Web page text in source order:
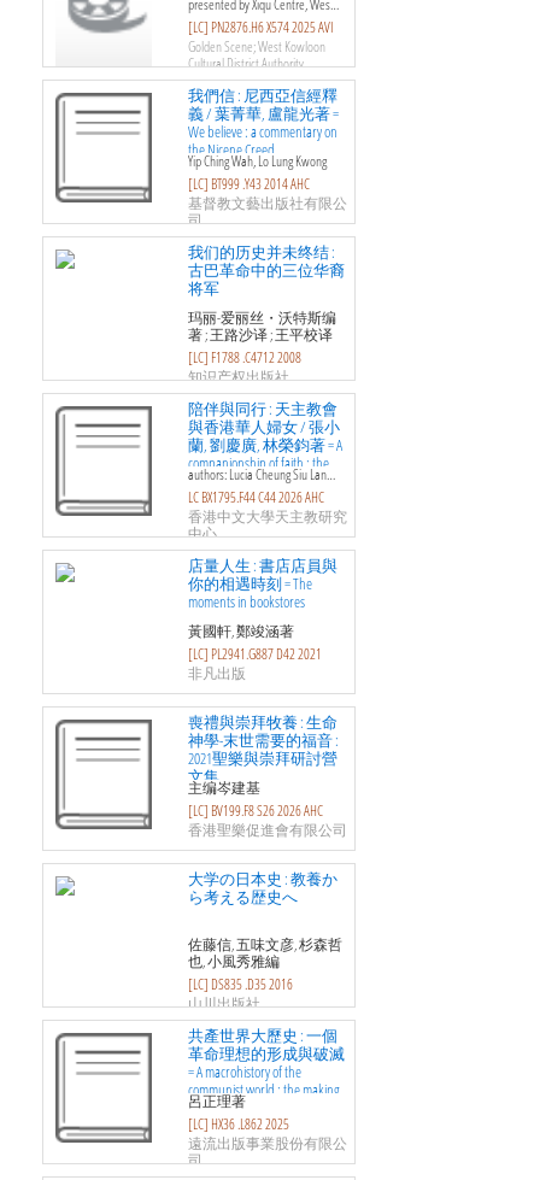
= Bamboo theatre
presented by Xiqu Centre, Wes…
[LC] PN2876.H6 X574 2025 AVI
Golden Scene; West Kowloon
Cultural District Authority
我們信 : 尼西亞信經釋
義 / 葉菁華, 盧龍光著 =
We believe : a commentary on
the Nicene Creed
Yip Ching Wah, Lo Lung Kwong
[LC] BT999 .Y43 2014 AHC
基督教文藝出版社有限公
司
我们的历史并未终结 :
古巴革命中的三位华裔
将军
玛丽-爱丽丝・沃特斯编
著 ; 王路沙译 ; 王平校译
[LC] F1788 .C4712 2008
知识产权出版社
陪伴與同行 : 天主教會
與香港華人婦女 / 張小
蘭, 劉慶廣, 林榮鈞著 = A
companionship of faith : the
Catholic church and Hong
Kong's Chinese women through
time
authors: Lucia Cheung Siu Lan…
LC BX1795.F44 C44 2026 AHC
香港中文大學天主教研究
中心
店量人生 : 書店店員與
你的相遇時刻 = The
moments in bookstores
黃國軒, 鄭竣涵著
[LC] PL2941.G887 D42 2021
非凡出版
喪禮與崇拜牧養 : 生命
神學-末世需要的福音 :
2021聖樂與崇拜研討營
文集
主编岑建基
[LC] BV199.F8 S26 2026 AHC
香港聖樂促進會有限公司
大学の日本史 : 教養か
ら考える歴史へ
佐藤信, 五味文彦, 杉森哲
也, 小風秀雅編
[LC] DS835 .D35 2016
山川出版社
共產世界大歷史 : 一個
革命理想的形成與破滅
= A macrohistory of the
communist world : the making
and unmaking of a
revolutionary ideal
呂正理著
[LC] HX36 .L862 2025
遠流出版事業股份有限公
司